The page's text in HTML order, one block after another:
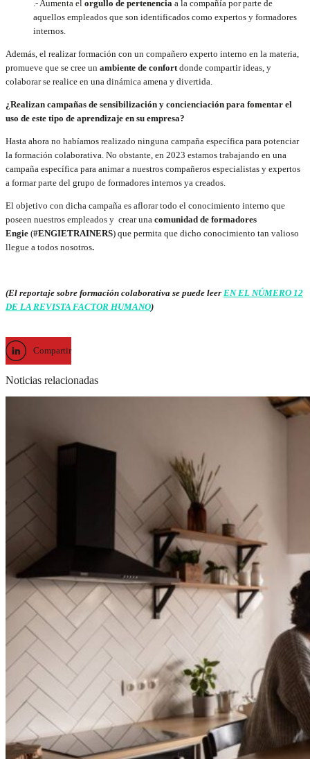
.- Aumenta el orgullo de pertenencia a la compañía por parte de
aquellos empleados que son identificados como expertos y formadores
internos.
Además, el realizar formación con un compañero experto interno en la materia,
promueve que se cree un ambiente de confortdonde compartir ideas, y
colaborar se realice en una dinámica amena y divertida.
¿Realizan campañas de sensibilización y concienciación para fomentar el
uso de este tipo de aprendizaje en su empresa?
Hasta ahora no habíamos realizado ninguna campaña específica para potenciar
la formación colaborativa. No obstante, en 2023 estamos trabajando en una
campaña específica para animar a nuestros compañeros especialistas y expertos
a formar parte del grupo de formadores internos ya creados.
El objetivo con dicha campaña es aflorar todo el conocimiento interno que
poseen nuestros empleados y crear una comunidad de formadores
Engie (#ENGIETRAINERS) que permita que dicho conocimiento tan valioso
llegue a todos nosotros.
(El reportaje sobre formación colaborativa se puede leer EN EL NÚMERO 12
DE LA REVISTA FACTOR HUMANO)
Compartir
Noticias relacionadas